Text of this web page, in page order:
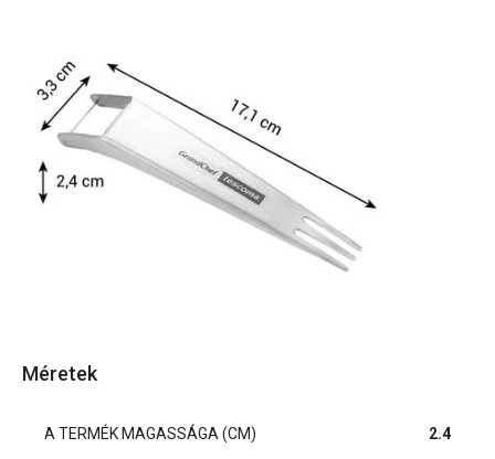
Méretek
A TERMÉK MAGASSÁGA (CM) 2.4